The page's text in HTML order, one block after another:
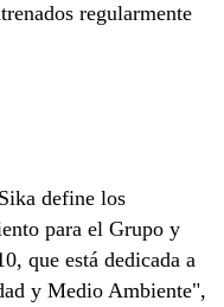
regularmente
define los
para el Grupo y
que está dedicada a
y Medio Ambiente",